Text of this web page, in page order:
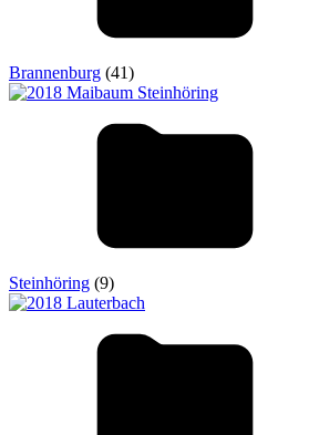
Brannenburg (41)
Steinhöring (9)